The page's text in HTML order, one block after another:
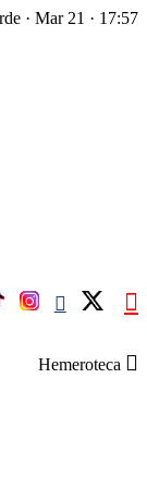
· Mar 21 · 17:57
Hemeroteca